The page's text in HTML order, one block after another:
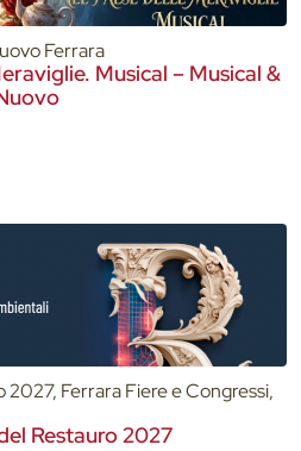
Ferrara
Musical – Musical &
2027, Ferrara Fiere e Congressi,
Restauro 2027